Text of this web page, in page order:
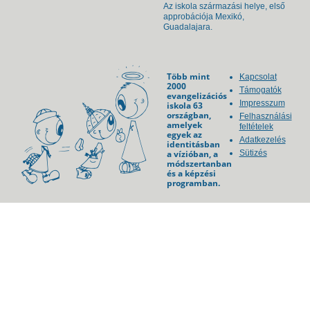
Az iskola származási helye, első
approbációja Mexikó,
Guadalajara.
Több mint
2000
evangelizációs
iskola 63
országban,
amelyek
egyek az
identitásban
a vízióban, a
módszertanban
és a képzési
programban.
Kapcsolat
Támogatók
Impresszum
Felhasználási
feltételek
Adatkezelés
Sütizés